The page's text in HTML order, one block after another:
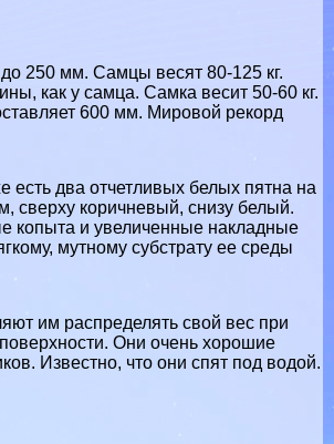
250 мм. Самцы весят 80-125 кг.
как у самца. Самка весит 50-60 кг.
600 мм. Мировой рекорд
два отчетливых белых пятна на
сверху коричневый, снизу белый.
копыта и увеличенные накладные
мутному субстрату ее среды
им распределять свой вес при
Они очень хорошие
Известно, что они спят под водой.